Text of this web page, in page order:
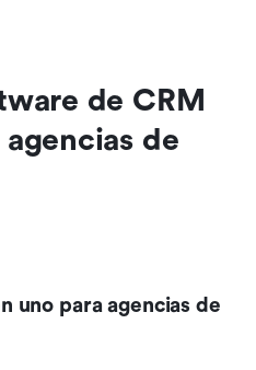
de CRM
de
uno para agencias de